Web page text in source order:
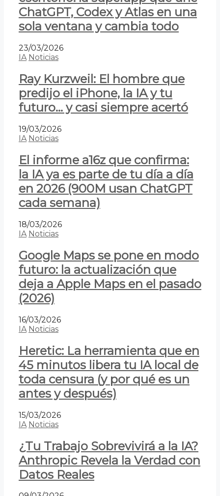
ChatGPT, Codex y Atlas en una
sola ventana y cambia todo
23/03/2026
IA Noticias
Ray Kurzweil: El hombre que
predijo el iPhone, la IA y tu
futuro… y casi siempre acertó
19/03/2026
IA Noticias
El informe a16z que confirma:
la IA ya es parte de tu día a día
en 2026 (900M usan ChatGPT
cada semana)
18/03/2026
IA Noticias
Google Maps se pone en modo
futuro: la actualización que
deja a Apple Maps en el pasado
(2026)
16/03/2026
IA Noticias
Heretic: La herramienta que en
45 minutos libera tu IA local de
toda censura (y por qué es un
antes y después)
15/03/2026
IA Noticias
¿Tu Trabajo Sobrevivirá a la IA?
Anthropic Revela la Verdad con
Datos Reales